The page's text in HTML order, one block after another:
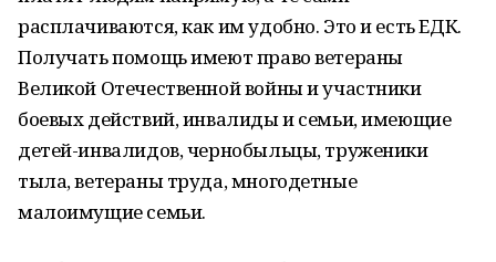
расплачиваются, как им удобно. Это и есть ЕДК.
Получать помощь имеют право ветераны
Великой Отечественной войны и участники
боевых действий, инвалиды и семьи, имеющие
детей-инвалидов, чернобыльцы, труженики
тыла, ветераны труда, многодетные
малоимущие семьи.